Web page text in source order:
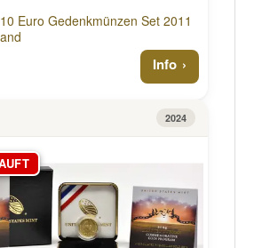
Euro Gedenkmünzen Set 2011
Info
2024